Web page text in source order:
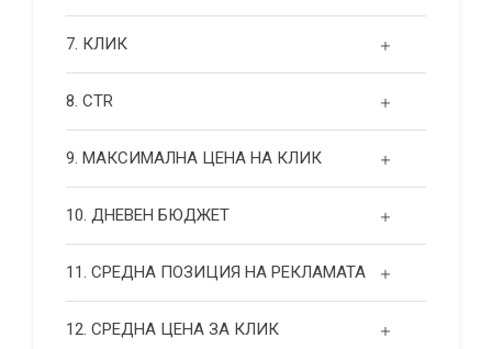
7. КЛИК
8. CTR
9. МАКСИМАЛНА ЦЕНА НА КЛИК
10. ДНЕВЕН БЮДЖЕТ
11. СРЕДНА ПОЗИЦИЯ НА РЕКЛАМАТА
12. СРЕДНА ЦЕНА ЗА КЛИК